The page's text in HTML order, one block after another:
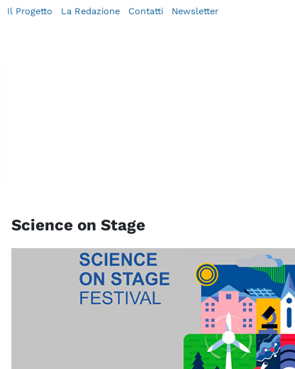
Il Progetto La Redazione Contatti Newsletter
Science on Stage